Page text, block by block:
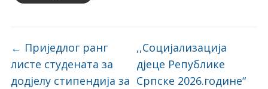
← Приједлог ранг
листе студената за
додјелу стипендија за
,,Социјализација
дјеце Републике
Српске 2026.године“